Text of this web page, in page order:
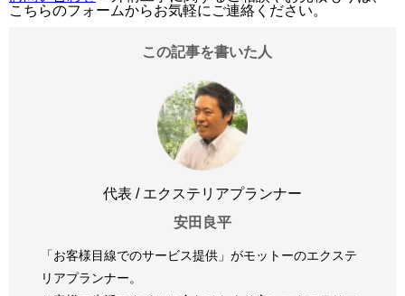
こちらのフォームからお気軽にご連絡ください。
この記事を書いた人
代表 / エクステリアプランナー
安田良平
「お客様目線でのサービス提供」がモットーのエクステ
リアプランナー。